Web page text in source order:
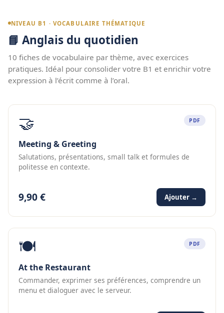
NIVEAU B1 · VOCABULAIRE THÉMATIQUE
📘 Anglais du quotidien
10 fiches de vocabulaire par thème, avec exercices
pratiques. Idéal pour consolider votre B1 et enrichir votre
expression à l’écrit comme à l’oral.
🤝 PDF
Meeting & Greeting
Salutations, présentations, small talk et formules de
politesse en contexte.
9,90 € Ajouter →
🍽️ PDF
At the Restaurant
Commander, exprimer ses préférences, comprendre un
menu et dialoguer avec le serveur.